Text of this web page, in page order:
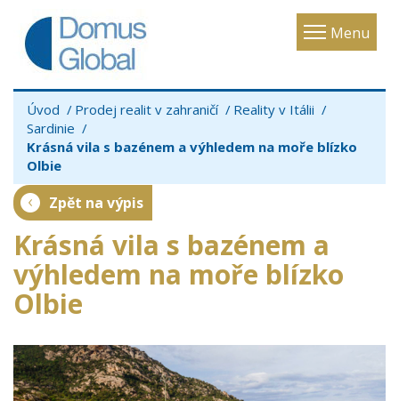
Menu
Toggle
Úvod Prodej realit v zahraničí
Reality v Itálii
Sardinie
Krásná vila s bazénem a výhledem na moře blízko
Olbie
Zpět na výpis
Krásná vila s bazénem a
výhledem na moře blízko
Olbie